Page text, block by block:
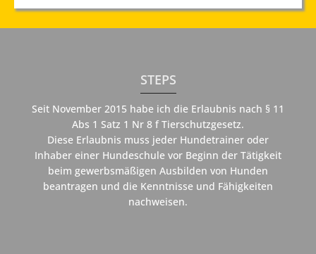
STEPS
Seit November 2015 habe ich die Erlaubnis nach § 11
Abs 1 Satz 1 Nr 8 f Tierschutzgesetz.
Diese Erlaubnis muss jeder Hundetrainer oder
Inhaber einer Hundeschule vor Beginn der Tätigkeit
beim gewerbsmäßigen Ausbilden von Hunden
beantragen und die Kenntnisse und Fähigkeiten
nachweisen.​